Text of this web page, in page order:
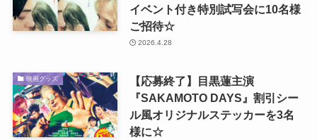
イベント付き特別試写会に10名様
ご招待☆
2026.4.28
映画グッズ
【応募終了】目黒蓮主演
『SAKAMOTO DAYS』割引シー
ル風オリジナルステッカーを3名
様に☆